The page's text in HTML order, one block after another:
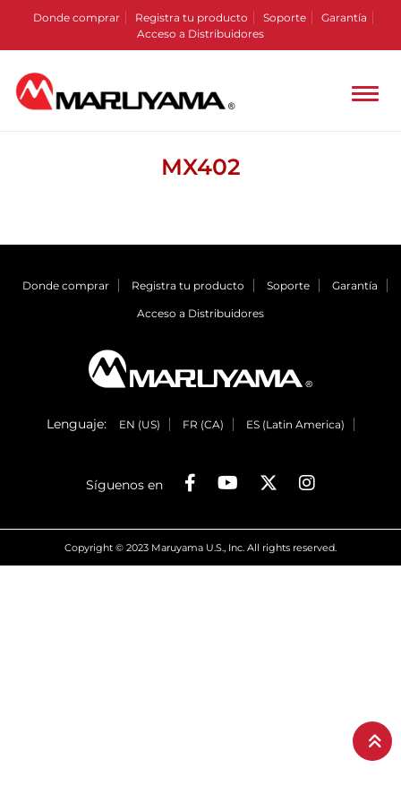
Donde comprar Registra tu producto Soporte
Garantía
Acceso a Distribuidores
MX402
Donde comprar Registra tu producto Soporte Garantía
Acceso a Distribuidores
Lenguaje: EN (US) FR (CA) ES (Latin America)
Síguenos en
Copyright © 2023 Maruyama U.S., Inc. All rights reserved.